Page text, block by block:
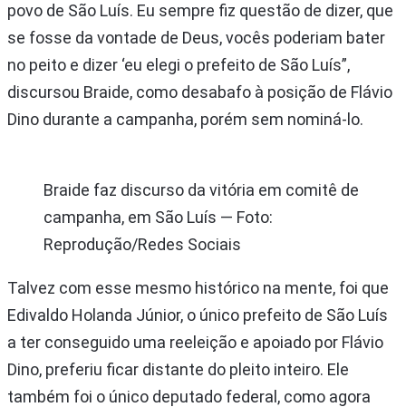
povo de São Luís. Eu sempre fiz questão de dizer, que
se fosse da vontade de Deus, vocês poderiam bater
no peito e dizer ‘eu elegi o prefeito de São Luís”,
discursou Braide, como desabafo à posição de Flávio
Dino durante a campanha, porém sem nominá-lo.
Braide faz discurso da vitória em comitê de
campanha, em São Luís — Foto:
Reprodução/Redes Sociais
Talvez com esse mesmo histórico na mente, foi que
Edivaldo Holanda Júnior, o único prefeito de São Luís
a ter conseguido uma reeleição e apoiado por Flávio
Dino, preferiu ficar distante do pleito inteiro. Ele
também foi o único deputado federal, como agora